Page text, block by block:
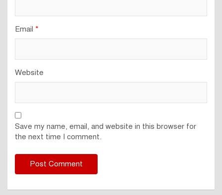
Email *
Website
Save my name, email, and website in this browser for
the next time I comment.